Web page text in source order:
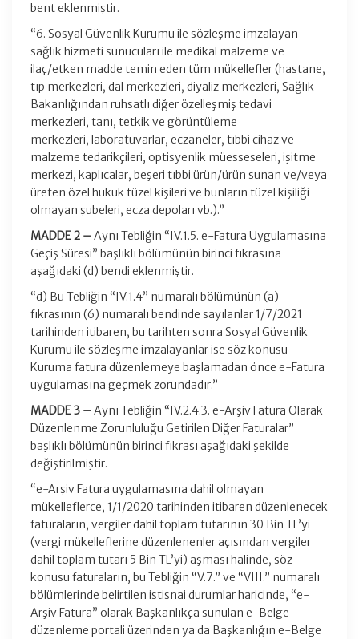
bent eklenmiştir.
“6. Sosyal Güvenlik Kurumu ile sözleşme imzalayan
sağlık hizmeti sunucuları ile medikal malzeme ve
ilaç/etken madde temin eden tüm mükellefler (hastane,
tıp merkezleri, dal merkezleri, diyaliz merkezleri, Sağlık
Bakanlığından ruhsatlı diğer özelleşmiş tedavi
merkezleri, tanı, tetkik ve görüntüleme
merkezleri, laboratuvarlar, eczaneler, tıbbi cihaz ve
malzeme tedarikçileri, optisyenlik müesseseleri, işitme
merkezi, kaplıcalar, beşeri tıbbi ürün/ürün sunan ve/veya
üreten özel hukuk tüzel kişileri ve bunların tüzel kişiliği
olmayan şubeleri, ecza depoları vb.).”
MADDE 2 – Aynı Tebliğin “IV.1.5. e-Fatura Uygulamasına
Geçiş Süresi” başlıklı bölümünün birinci fıkrasına
aşağıdaki (d) bendi eklenmiştir.
“d) Bu Tebliğin “IV.1.4” numaralı bölümünün (a)
fıkrasının (6) numaralı bendinde sayılanlar 1/7/2021
tarihinden itibaren, bu tarihten sonra Sosyal Güvenlik
Kurumu ile sözleşme imzalayanlar ise söz konusu
Kuruma fatura düzenlemeye başlamadan önce e-Fatura
uygulamasına geçmek zorundadır.”
MADDE 3 – Aynı Tebliğin “IV.2.4.3. e-Arşiv Fatura Olarak
Düzenlenme Zorunluluğu Getirilen Diğer Faturalar”
başlıklı bölümünün birinci fıkrası aşağıdaki şekilde
değiştirilmiştir.
“e-Arşiv Fatura uygulamasına dahil olmayan
mükelleflerce, 1/1/2020 tarihinden itibaren düzenlenecek
faturaların, vergiler dahil toplam tutarının 30 Bin TL’yi
(vergi mükelleflerine düzenlenenler açısından vergiler
dahil toplam tutarı 5 Bin TL’yi) aşması halinde, söz
konusu faturaların, bu Tebliğin “V.7.” ve “VIII.” numaralı
bölümlerinde belirtilen istisnai durumlar haricinde, “e-
Arşiv Fatura” olarak Başkanlıkça sunulan e-Belge
düzenleme portali üzerinden ya da Başkanlığın e-Belge